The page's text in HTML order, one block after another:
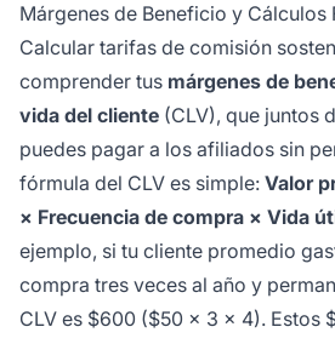
Márgenes de Beneficio y Cálculos
Calcular tarifas de comisión
comprender tus márgenes de
vida del cliente (CLV), que juntos
puedes pagar a los afiliados sin
fórmula del CLV es simple: Valor
× Frecuencia de compra × Vida
ejemplo, si tu cliente promedio
compra tres veces al año y
CLV es $600 ($50 × 3 × 4). Estos